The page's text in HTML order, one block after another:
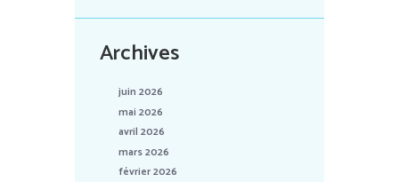
Archives
juin 2026
mai 2026
avril 2026
mars 2026
février 2026